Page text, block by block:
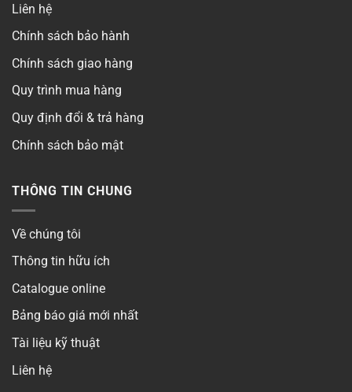
Chiều cao
Quang thông
Khoét lỗ
Thời gian bảo hành
Số lõi
Điện áp
Kiểm định
Có
Liên hệ
Chính sách bảo hành
Chính sách giao hàng
Quy trình mua hàng
Quy định đổi & trả hàng
Chính sách bảo mật
THÔNG TIN CHUNG
Về chúng tôi
Thông tin hữu ích
Catalogue online
Bảng báo giá mới nhất
Tài liệu kỹ thuật
Liên hệ